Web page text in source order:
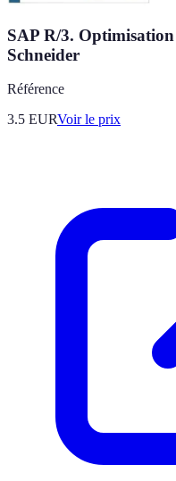
SAP R/3.
Schneider
Référence
3.5 EURVoir le prix